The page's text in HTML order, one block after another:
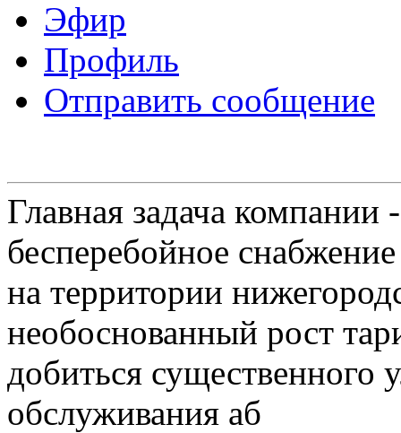
Эфир
Профиль
Отправить сообщение
Главная задача
бесперебойное
на территории
необоснованный рост
добиться существенного
обслуживания аб